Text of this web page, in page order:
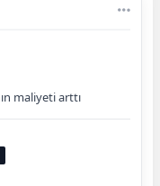
maliyeti arttı